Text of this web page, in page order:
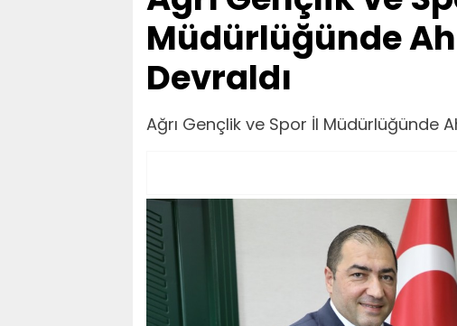
Müdürlüğünde
Devraldı
Ağrı Gençlik ve Spor İl Müdürlüğünde